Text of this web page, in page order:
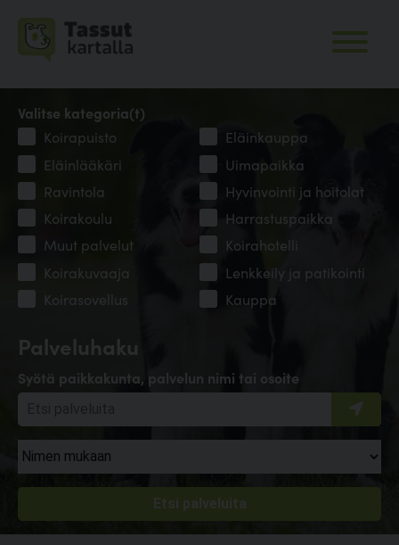
Palveluhaku
Syötä paikkakunta, palvelun nimi tai osoite
Valitse kategoria(t)
Koirapuisto
Eläinkauppa
Eläinlääkäri
Uimapaikka
Ravintola
Hyvinvointi ja hoitolat
Koirakoulu
Harrastuspaikka
Muut palvelut
Koirahotelli
Koirakuvaaja
Lenkkeily ja patikointi
Koirasovellus
Kauppa